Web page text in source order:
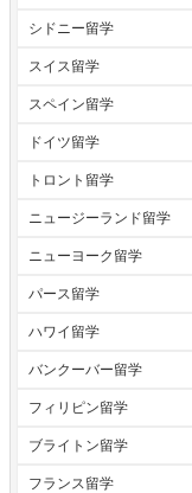
シドニー留学
スイス留学
スペイン留学
ドイツ留学
トロント留学
ニュージーランド留学
ニューヨーク留学
パース留学
ハワイ留学
バンクーバー留学
フィリピン留学
ブライトン留学
フランス留学